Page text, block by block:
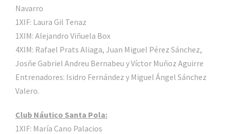
Navarro
1XIF: Laura Gil Tenaz
1XIM: Alejandro Viñuela Box
4XIM: Rafael Prats Aliaga, Juan Miguel Pérez Sánchez,
Josñe Gabriel Andreu Bernabeu y Víctor Muñoz Aguirre
Entrenadores: Isidro Fernández y Miguel Ángel Sánchez
Valero.
Club Náutico Santa Pola:
1XIF: María Cano Palacios